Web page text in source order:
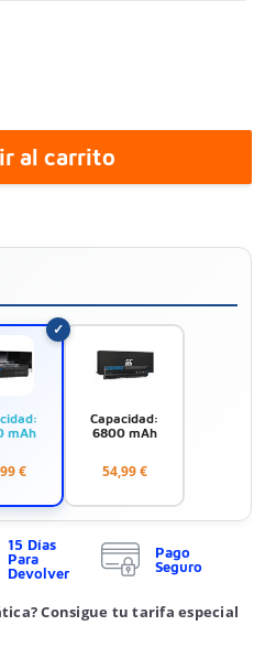
al carrito
mAh
€
Capacidad:
6800 mAh
54,99 €
15 Días
Para
Devolver
Pago
Seguro
Consigue tu tarifa especial